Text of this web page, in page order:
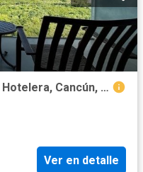
Departamento en renta Zona Hotelera, Cancún, Quintana Roo
Ver en detalle